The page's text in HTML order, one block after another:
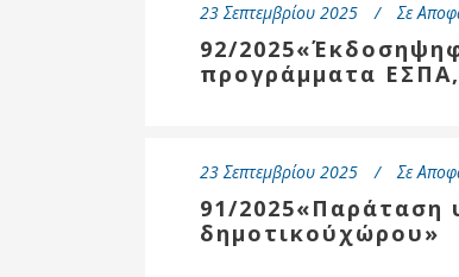
23 Σεπτεμβρίου 2025 Σε
92/
προγράμματα
23 Σεπτεμβρίου 2025 Σε
91/2025«Παράταση
δημοτικούχώρου»